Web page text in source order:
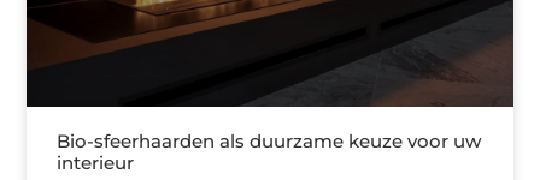
Bio-sfeerhaarden als duurzame keuze voor uw
interieur